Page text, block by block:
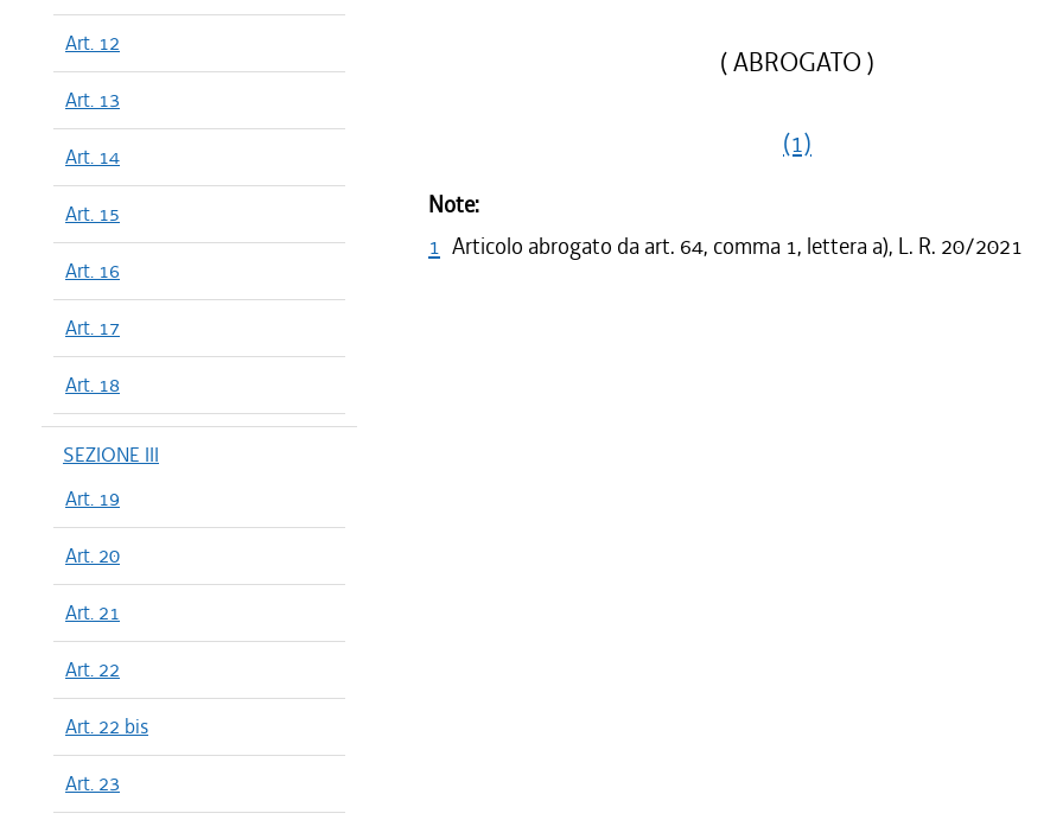
Art. 12
Art. 13
Art. 14
Art. 15
Art. 16
Art. 17
Art. 18
SEZIONE III
Art. 19
Art. 20
Art. 21
Art. 22
Art. 22 bis
Art. 23
( ABROGATO )
(1)
Note:
1 Articolo abrogato da art. 64, comma 1, lettera a), L. R. 20/2021